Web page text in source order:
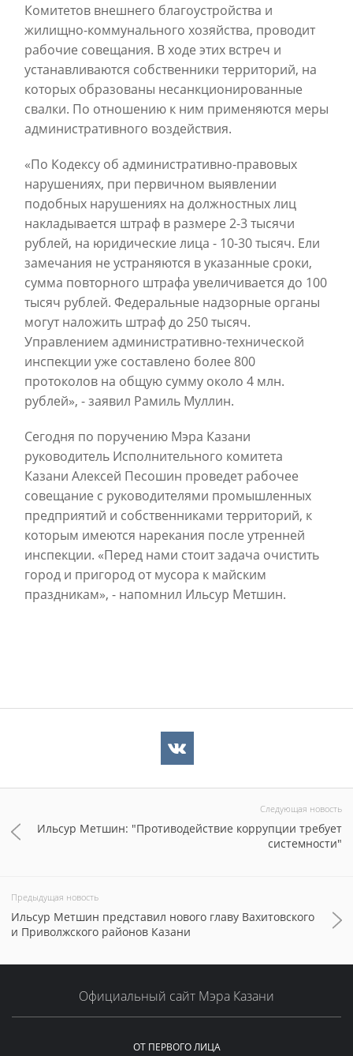
Комитетов внешнего благоустройства и
жилищно-коммунального хозяйства, проводит
рабочие совещания. В ходе этих встреч и
устанавливаются собственники территорий, на
которых образованы несанкционированные
свалки. По отношению к ним применяются меры
административного воздействия.
«По Кодексу об административно-правовых
нарушениях, при первичном выявлении
подобных нарушениях на должностных лиц
накладывается штраф в размере 2-3 тысячи
рублей, на юридические лица - 10-30 тысяч. Ели
замечания не устраняются в указанные сроки,
сумма повторного штрафа увеличивается до 100
тысяч рублей. Федеральные надзорные органы
могут наложить штраф до 250 тысяч.
Управлением административно-технической
инспекции уже составлено более 800
протоколов на общую сумму около 4 млн.
рублей», - заявил Рамиль Муллин.
Сегодня по поручению Мэра Казани
руководитель Исполнительного комитета
Казани Алексей Песошин проведет рабочее
совещание с руководителями промышленных
предприятий и собственниками территорий, к
которым имеются нарекания после утренней
инспекции. «Перед нами стоит задача очистить
город и пригород от мусора к майским
праздникам», - напомнил Ильсур Метшин.
Следующая новость
Ильсур Метшин: "Противодействие коррупции требует
системности"
Предыдущая новость
Ильсур Метшин представил нового главу Вахитовского
и Приволжского районов Казани
Официальный сайт Мэра Казани
ОТ ПЕРВОГО ЛИЦА